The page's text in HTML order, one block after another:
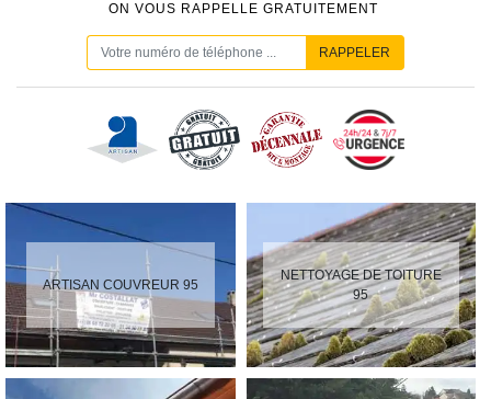
ON VOUS RAPPELLE GRATUITEMENT
ARTISAN COUVREUR 95
NETTOYAGE DE TOITURE
95